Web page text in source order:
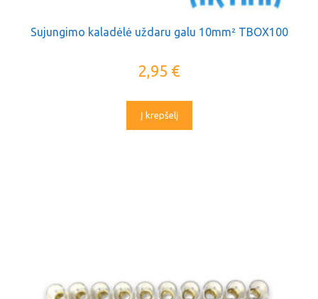
Sujungimo kaladėlė uždaru galu 10mm² TBOX100
2,95 €
Į krepšelį